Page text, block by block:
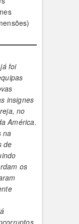
foi
insignes
no
América.
na
de
os